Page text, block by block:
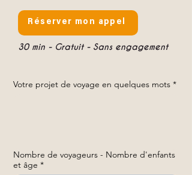
Réserver mon appel
30 min - Gratuit - Sans engagement
Votre projet de voyage en quelques mots *
Nombre de voyageurs - Nombre d'enfants
et âge *